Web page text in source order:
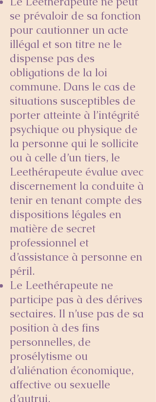
se prévaloir de sa fonction
pour cautionner un acte
illégal et son titre ne le
dispense pas des
obligations de la loi
commune. Dans le cas de
situations susceptibles de
porter atteinte à l’intégrité
psychique ou physique de
la personne qui le sollicite
ou à celle d’un tiers, le
Leethérapeute évalue avec
discernement la conduite à
tenir en tenant compte des
dispositions légales en
matière de secret
professionnel et
d’assistance à personne en
péril.
Le Leethérapeute ne
participe pas à des dérives
sectaires. Il n’use pas de sa
position à des fins
personnelles, de
prosélytisme ou
d’aliénation économique,
affective ou sexuelle
d’autrui.